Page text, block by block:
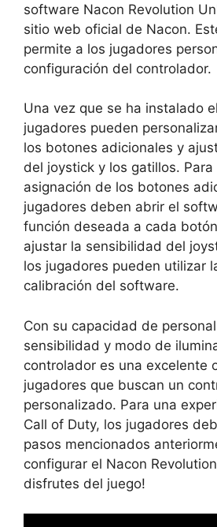
software Nacon Revolution
sitio web oficial de Nacon.
permite a los jugadores
configuración del controlador.
Una vez que se ha instalado
jugadores pueden
los botones adicionales y
del joystick y los gatillos.
asignación de los botones
jugadores deben abrir el
función deseada a cada
ajustar la sensibilidad del
los jugadores pueden utilizar
calibración del software.
Con su capacidad de
sensibilidad y modo de
controlador es una excelente
jugadores que buscan un
personalizado. Para una
Call of Duty, los jugadores
pasos mencionados
configurar el Nacon Revolution
disfrutes del juego!